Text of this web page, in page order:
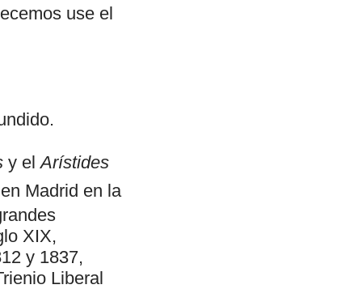
use el
y elArístides
Madrid en la
XIX,
y 1837,
Liberal